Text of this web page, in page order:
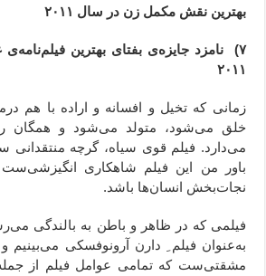
بهترین نقش مکمل زن در سال ۲۰۱۱
۷) نامزد جایزه‌ی بفتای بهترین
۲۰۱۱
زمانی که تخیل و افسانه و اراده با هم
خلق می‌شود، متولد می‌شود و همگان
می‌دارد. فیلم قوی سیاه، گرچه
باور من این فیلم شاهکاری انگیزشی‌ست
نجات‌بخش انسان‌ها باشد.
فیلمی که در ظاهر و باطن به بالندگی
به‌عنوان فیلم ِ دارن آرونوفسکی
مشقتی‌ست که تمامی عوامل فیلم از جمله